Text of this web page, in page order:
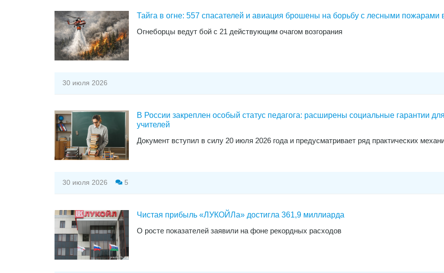
Тайга в огне: 557 спасателей и авиация брошены на борьбу с лесными пожарами
Огнеборцы ведут бой с 21 действующим очагом возгорания
30 июля 2026
В России закреплен особый статус педагога: расширены социальные гарантии для
учителей
Документ вступил в силу 20 июля 2026 года и предусматривает ряд практических
30 июля 2026 5
Чистая прибыль «ЛУКОЙЛа» достигла 361,9 миллиарда
О росте показателей заявили на фоне рекордных расходов